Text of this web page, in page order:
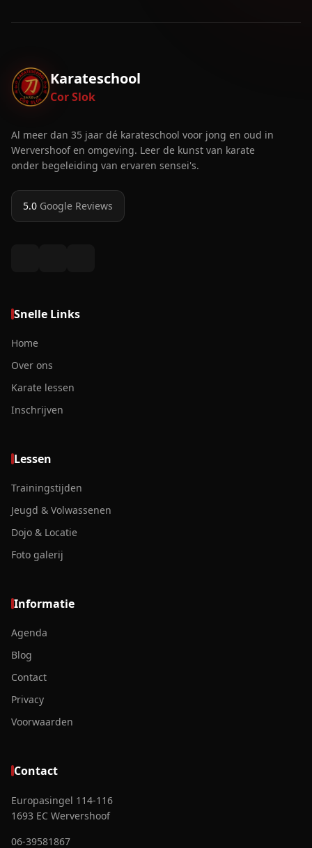
Karateschool
Cor Slok
Al meer dan 35 jaar dé karateschool voor jong en oud in
Wervershoof en omgeving. Leer de kunst van karate
onder begeleiding van ervaren sensei's.
5.0 Google Reviews
Snelle Links
Home
Over ons
Karate lessen
Inschrijven
Lessen
Trainingstijden
Jeugd & Volwassenen
Dojo & Locatie
Foto galerij
Informatie
Agenda
Blog
Contact
Privacy
Voorwaarden
Contact
Europasingel 114-116
1693 EC Wervershoof
06-39581867